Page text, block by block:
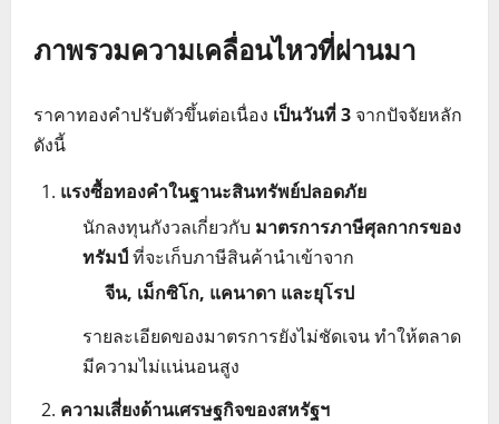
ภาพรวมความเคลื่อนไหวที่ผ่านมา
ราคาทองคำปรับตัวขึ้นต่อเนื่อง เป็นวันที่ 3 จากปัจจัยหลัก
ดังนี้
แรงซื้อทองคำในฐานะสินทรัพย์ปลอดภัย
นักลงทุนกังวลเกี่ยวกับ มาตรการภาษีศุลกากรของ
ทรัมป์ที่จะเก็บภาษีสินค้านำเข้าจาก
จีน, เม็กซิโก, แคนาดา และยุโรป
รายละเอียดของมาตรการยังไม่ชัดเจน ทำให้ตลาด
มีความไม่แน่นอนสูง
ความเสี่ยงด้านเศรษฐกิจของสหรัฐฯ